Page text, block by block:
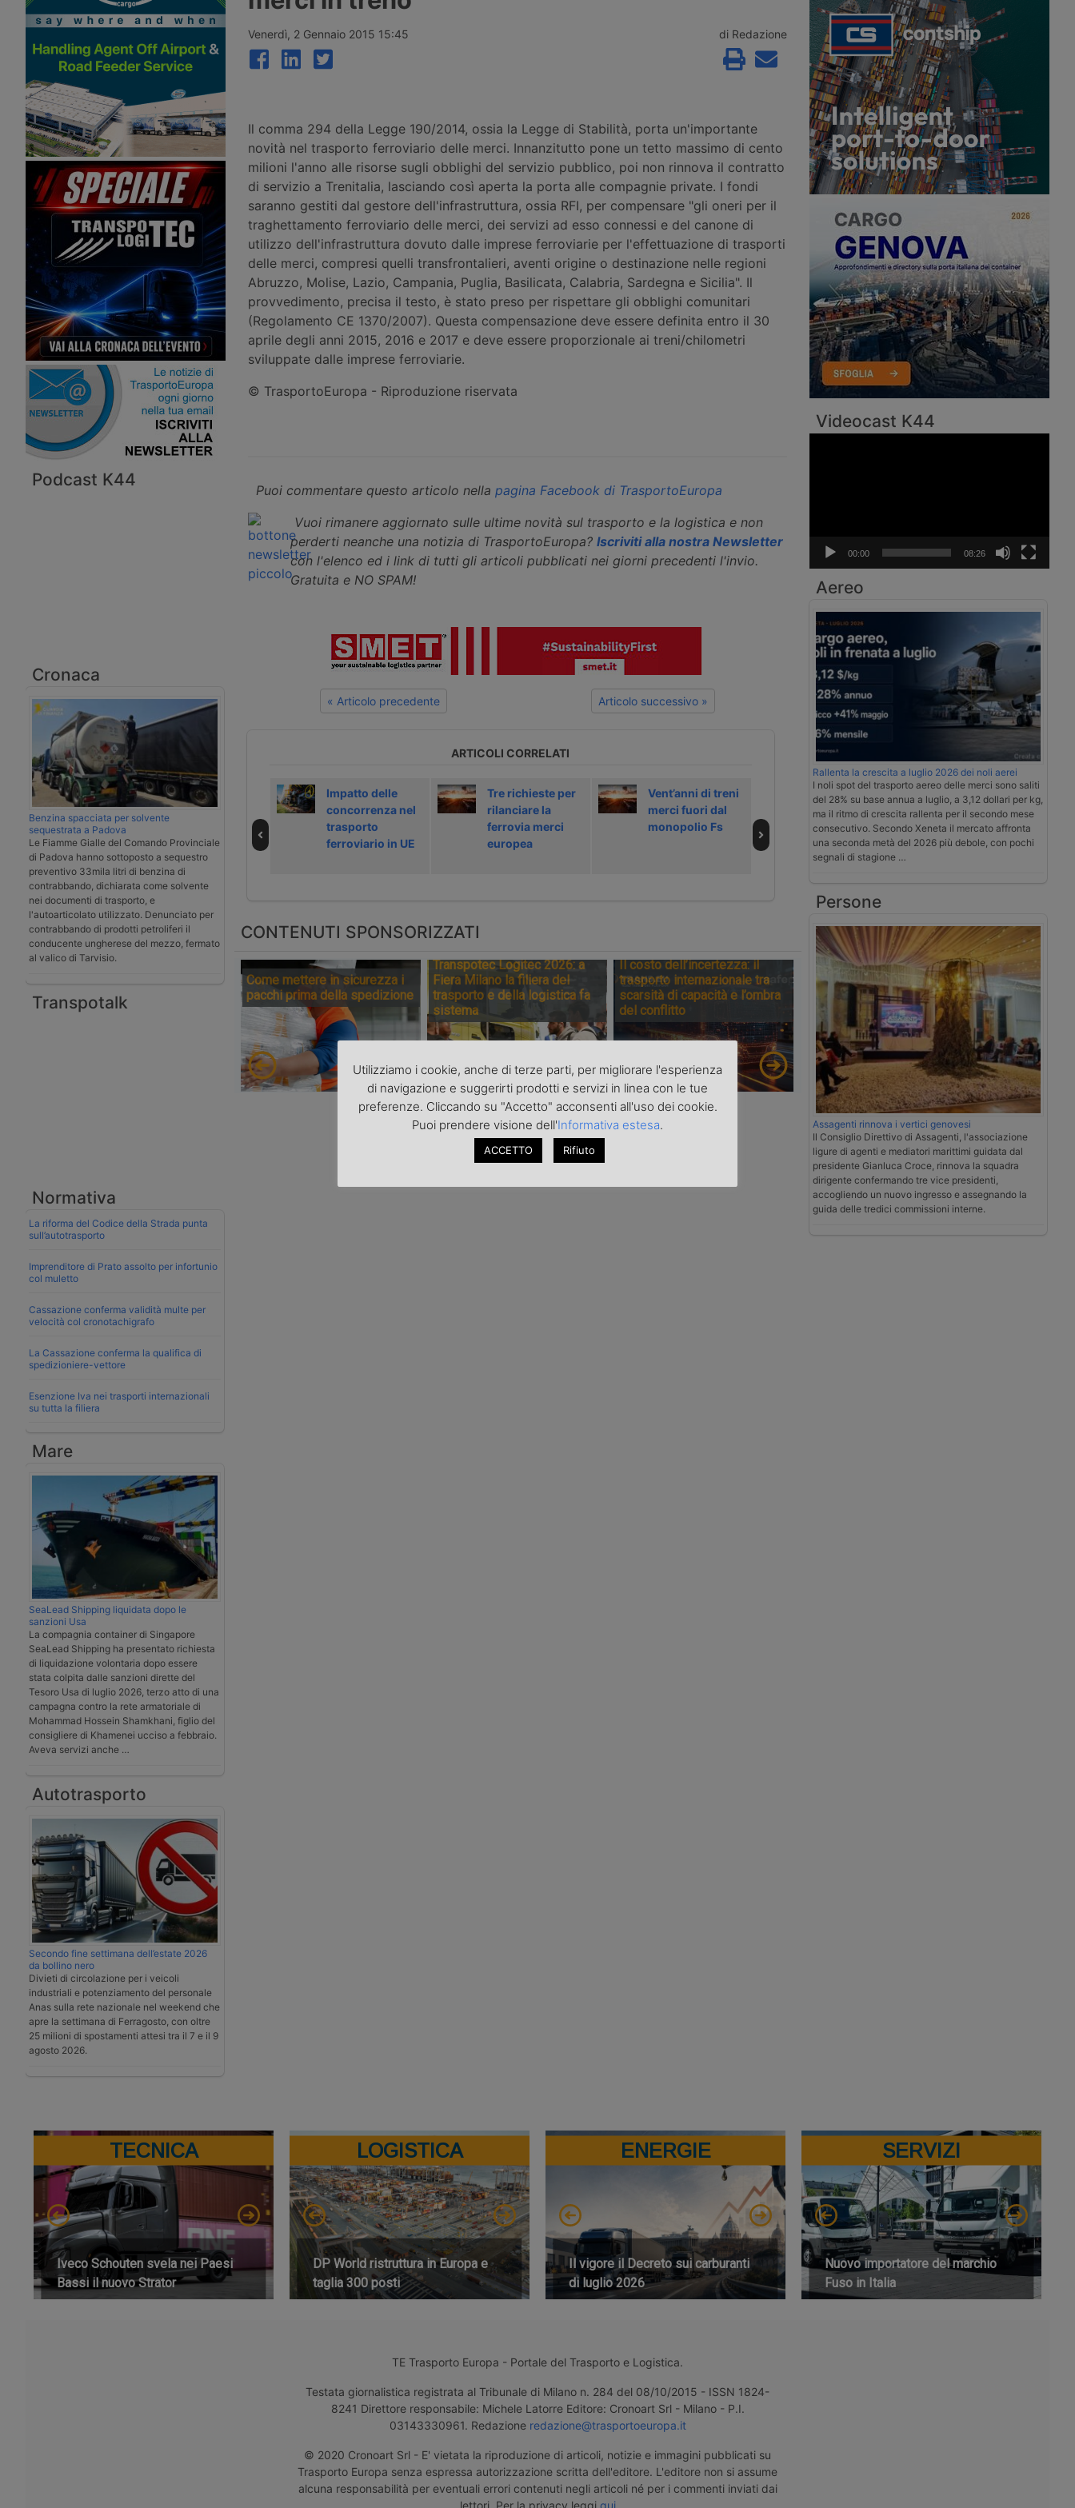
galleria di base del Brennero. Ora si
parla del completamento nel 2043.
Křetínský, la tedesca Rhenus e un
fondo d’investimento non ancora
identificato.
avviato i lavori sulla direttrice tra
comportano la chiusura di una
tratta di circa 400 chilometri.
Treviglio nel 2007 diventata un collo
di bottiglia. Già nel progetto
originario era previsto uno scavalco
per specializzare i binari, ma era
stato stralciato. Ora si corre ai ripari
con il progetto trasmesso al
ministero per la Via.
Podcast K44
Cronaca
Benzina spacciata per solvente
sequestrata a Padova
Le Fiamme Gialle del Comando Provinciale
di Padova hanno sottoposto a sequestro
preventivo 33mila litri di benzina di
contrabbando, dichiarata come solvente
nei documenti di trasporto, e
l'autoarticolato utilizzato. Denunciato per
contrabbando di prodotti petroliferi il
conducente ungherese del mezzo, fermato
al valico di Tarvisio.
Transpotalk
Normativa
La riforma del Codice della Strada punta
sull’autotrasporto
Imprenditore di Prato assolto per infortunio
col muletto
Cassazione conferma validità multe per
velocità col cronotachigrafo
La Cassazione conferma la qualifica di
spedizioniere-vettore
Esenzione Iva nei trasporti internazionali
su tutta la filiera
Mare
SeaLead Shipping liquidata dopo le
sanzioni Usa
La compagnia container di Singapore
SeaLead Shipping ha presentato richiesta
di liquidazione volontaria dopo essere
stata colpita dalle sanzioni dirette del
Tesoro Usa di luglio 2026, terzo atto di una
campagna contro la rete armatoriale di
Mohammad Hossein Shamkhani, figlio del
consigliere di Khamenei ucciso a febbraio.
Aveva servizi anche …
Autotrasporto
Secondo fine settimana dell’estate 2026
da bollino nero
Divieti di circolazione per i veicoli
industriali e potenziamento del personale
Anas sulla rete nazionale nel weekend che
apre la settimana di Ferragosto, con oltre
25 milioni di spostamenti attesi tra il 7 e il 9
agosto 2026.
Venerdì, 2 Gennaio 2015 15:45 di Redazione
Il comma 294 della Legge 190/2014, ossia la Legge di Stabilità, porta un'importante
novità nel trasporto ferroviario delle merci. Innanzitutto pone un tetto massimo di cento
milioni l'anno alle risorse sugli obblighi del servizio pubblico, poi non rinnova il contratto
di servizio a Trenitalia, lasciando così aperta la porta alle compagnie private. I fondi
saranno gestiti dal gestore dell'infrastruttura, ossia RFI, per compensare "gli oneri per il
traghettamento ferroviario delle merci, dei servizi ad esso connessi e del canone di
utilizzo dell'infrastruttura dovuto dalle imprese ferroviarie per l'effettuazione di trasporti
delle merci, compresi quelli transfrontalieri, aventi origine o destinazione nelle regioni
Abruzzo, Molise, Lazio, Campania, Puglia, Basilicata, Calabria, Sardegna e Sicilia". Il
provvedimento, precisa il testo, è stato preso per rispettare gli obblighi comunitari
(Regolamento CE 1370/2007). Questa compensazione deve essere definita entro il 30
aprile degli anni 2015, 2016 e 2017 e deve essere proporzionale ai treni/chilometri
sviluppate dalle imprese ferroviarie.
© TrasportoEuropa - Riproduzione riservata
Puoi commentare questo articolo nella pagina Facebook di TrasportoEuropa
Vuoi rimanere aggiornato sulle ultime novità sul trasporto e la logistica e non
perderti neanche una notizia di TrasportoEuropa? Iscriviti alla nostra Newsletter
con l'elenco ed i link di tutti gli articoli pubblicati nei giorni precedenti l'invio.
Gratuita e NO SPAM!
« Articolo precedente Articolo successivo »
ARTICOLI CORRELATI
Prime reazioni
autotrasporto a
Legge Stabilità
Stabilità, Senato
conferma le
sull’autotrasporto
Impatto delle
concorrenza nel
trasporto
ferroviario in UE
Tre richieste per
rilanciare la
ferrovia merci
europea
Vent’anni di treni
merci fuori dal
monopolio Fs
Cinque richiami
della
Commissione Ue
su
liberalizzazione
Autorità
Trasporti
pubblica delibera
su canoni
CONTENUTI SPONSORIZZATI
Come mettere in sicurezza i
pacchi prima della spedizione
Transpotec Logitec 2026: a
Fiera Milano la filiera del
trasporto e della logistica fa
sistema
Il costo dell’incertezza: il
trasporto internazionale tra
scarsità di capacità e l’ombra
del conflitto
Videocast K44
00:00 08:26
Aereo
Rallenta la crescita a luglio 2026 dei noli aerei
I noli spot del trasporto aereo delle merci sono saliti
del 28% su base annua a luglio, a 3,12 dollari per kg,
ma il ritmo di crescita rallenta per il secondo mese
consecutivo. Secondo Xeneta il mercato affronta
una seconda metà del 2026 più debole, con pochi
segnali di stagione …
Persone
Assagenti rinnova i vertici genovesi
Il Consiglio Direttivo di Assagenti, l'associazione
ligure di agenti e mediatori marittimi guidata dal
presidente Gianluca Croce, rinnova la squadra
dirigente confermando tre vice presidenti,
accogliendo un nuovo ingresso e assegnando la
guida delle tredici commissioni interne.
TECNICA
Iveco Schouten svela nei Paesi
Bassi il nuovo Strator
LOGISTICA
DP World ristruttura in Europa e
taglia 300 posti
ENERGIE
Il vigore il Decreto sui carburanti
di luglio 2026
SERVIZI
Nuovo importatore del marchio
Fuso in Italia
TE Trasporto Europa - Portale del Trasporto e Logistica.
Testata giornalistica registrata al Tribunale di Milano n. 284 del 08/10/2015 - ISSN 1824-
8241 Direttore responsabile: Michele Latorre Editore: Cronoart Srl - Milano - P.I.
03143330961. Redazione redazione@trasportoeuropa.it
© 2020 Cronoart Srl - E' vietata la riproduzione di articoli, notizie e immagini pubblicati su
Trasporto Europa senza espressa autorizzazione scritta dell'editore. L'editore non si assume
alcuna responsabilità per eventuali errori contenuti negli articoli né per i commenti inviati dai
lettori. Per la privacy leggi qui
Utilizziamo i cookie, anche di terze parti, per migliorare l'esperienza
di navigazione e suggerirti prodotti e servizi in linea con le tue
preferenze. Cliccando su "Accetto" acconsenti all'uso dei cookie.
Puoi prendere visione dell'Informativa estesa.
ACCETTO Rifiuto